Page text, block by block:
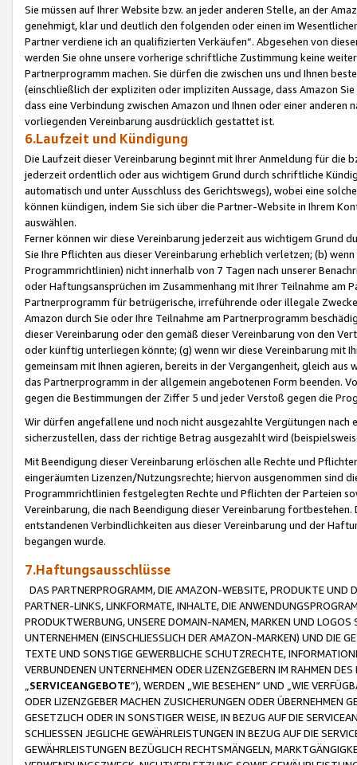
Sie müssen auf Ihrer Website bzw. an jeder anderen Stelle, an der
genehmigt, klar und deutlich den folgenden oder einen im
Partner verdiene ich an qualifizierten Verkäufen“. Abgesehen von
werden Sie ohne unsere vorherige schriftliche Zustimmung keine
Partnerprogramm machen. Sie dürfen die zwischen uns und Ihnen
(einschließlich der expliziten oder impliziten Aussage, dass Amazon
dass eine Verbindung zwischen Amazon und Ihnen oder einer
vorliegenden Vereinbarung ausdrücklich gestattet ist.
6.Laufzeit und Kündigung
Die Laufzeit dieser Vereinbarung beginnt mit Ihrer Anmeldung für die
jederzeit ordentlich oder aus wichtigem Grund durch schriftliche
automatisch und unter Ausschluss des Gerichtswegs), wobei eine
können kündigen, indem Sie sich über die Partner-Website in Ihrem
auswählen.
Ferner können wir diese Vereinbarung jederzeit aus wichtigem Grund
Sie Ihre Pflichten aus dieser Vereinbarung erheblich verletzen; (b)
Programmrichtlinien) nicht innerhalb von 7 Tagen nach unserer
oder Haftungsansprüchen im Zusammenhang mit Ihrer Teilnahme am
Partnerprogramm für betrügerische, irreführende oder illegale
Amazon durch Sie oder Ihre Teilnahme am Partnerprogramm
dieser Vereinbarung oder den gemäß dieser Vereinbarung von den
oder künftig unterliegen könnte; (g) wenn wir diese Vereinbarung mit
gemeinsam mit Ihnen agieren, bereits in der Vergangenheit, gleich
das Partnerprogramm in der allgemein angebotenen Form beenden.
gegen die Bestimmungen der Ziffer 5 und jeder Verstoß gegen die
Wir dürfen angefallene und noch nicht ausgezahlte Vergütungen
sicherzustellen, dass der richtige Betrag ausgezahlt wird
Mit Beendigung dieser Vereinbarung erlöschen alle Rechte und
eingeräumten Lizenzen/Nutzungsrechte; hiervon ausgenommen sind
Programmrichtlinien festgelegten Rechte und Pflichten der Parteien
Vereinbarung, die nach Beendigung dieser Vereinbarung
entstandenen Verbindlichkeiten aus dieser Vereinbarung und der
begangen wurde.
7.Haftungsausschlüsse
DAS PARTNERPROGRAMM, DIE AMAZON-WEBSITE, PRODUKTE UND
PARTNER-LINKS, LINKFORMATE, INHALTE, DIE
PRODUKTWERBUNG, UNSERE DOMAIN-NAMEN, MARKEN UND
UNTERNEHMEN (EINSCHLIESSLICH DER AMAZON-MARKEN) UND DIE
TEXTE UND SONSTIGE GEWERBLICHE SCHUTZRECHTE,
VERBUNDENEN UNTERNEHMEN ODER LIZENZGEBERN IM RAHMEN
SERVICEANGEBOTE“), WERDEN „WIE BESEHEN“ UND „WIE
ODER LIZENZGEBER MACHEN ZUSICHERUNGEN ODER ÜBERNEHMEN
GESETZLICH ODER IN SONSTIGER WEISE, IN BEZUG AUF DIE
SCHLIESSEN JEGLICHE GEWÄHRLEISTUNGEN IN BEZUG AUF DIE
GEWÄHRLEISTUNGEN BEZÜGLICH RECHTSMÄNGELN,